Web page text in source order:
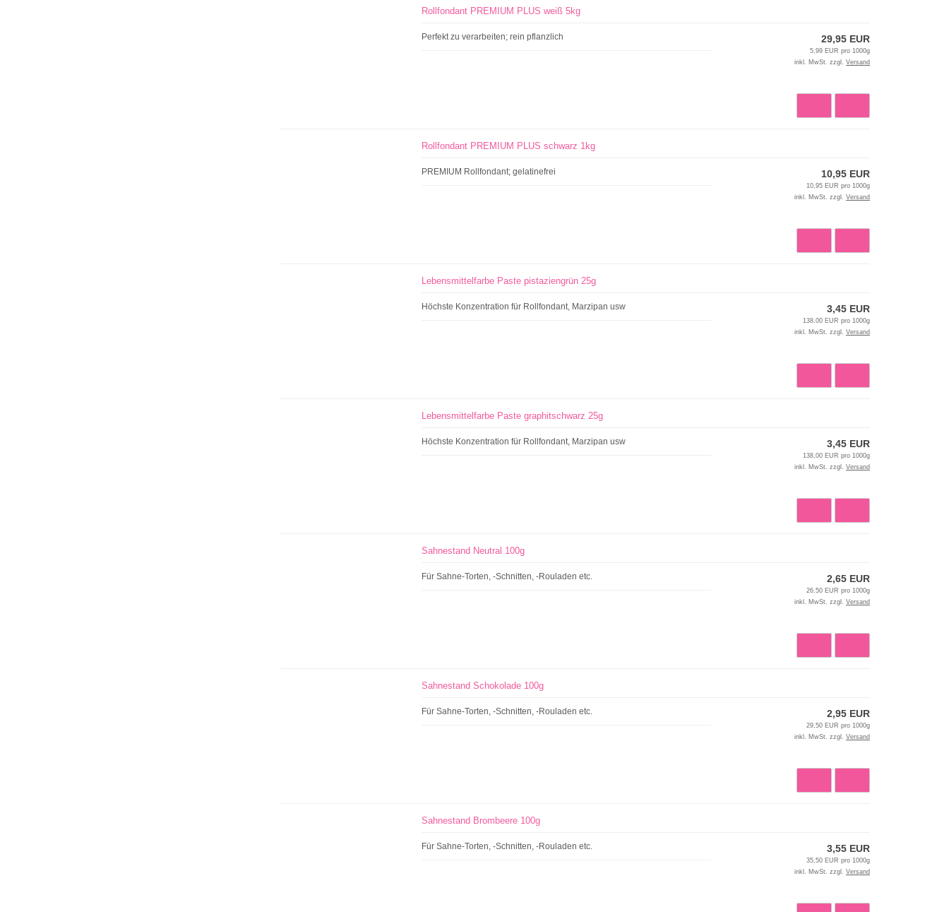
Rollfondant PREMIUM PLUS weiß 5kg
Perfekt zu verarbeiten; rein pflanzlich 29,95 EUR
5,99 EUR pro 1000g
inkl. MwSt. zzgl. Versand
Rollfondant PREMIUM PLUS schwarz 1kg
PREMIUM Rollfondant; gelatinefrei 10,95 EUR
10,95 EUR pro 1000g
inkl. MwSt. zzgl. Versand
Lebensmittelfarbe Paste pistaziengrün 25g
Höchste Konzentration für Rollfondant, Marzipan usw 3,45 EUR
138,00 EUR pro 1000g
inkl. MwSt. zzgl. Versand
Lebensmittelfarbe Paste graphitschwarz 25g
Höchste Konzentration für Rollfondant, Marzipan usw 3,45 EUR
138,00 EUR pro 1000g
inkl. MwSt. zzgl. Versand
Sahnestand Neutral 100g
Für Sahne-Torten, -Schnitten, -Rouladen etc. 2,65 EUR
26,50 EUR pro 1000g
inkl. MwSt. zzgl. Versand
Sahnestand Schokolade 100g
Für Sahne-Torten, -Schnitten, -Rouladen etc. 2,95 EUR
29,50 EUR pro 1000g
inkl. MwSt. zzgl. Versand
Sahnestand Brombeere 100g
Für Sahne-Torten, -Schnitten, -Rouladen etc. 3,55 EUR
35,50 EUR pro 1000g
inkl. MwSt. zzgl. Versand